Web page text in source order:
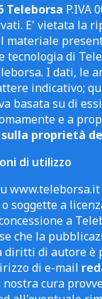
Teleborsa P.IVA
E' vietata la
materiale
tecnologia di
I dati, le
indicativo;
basata su di
e a
sulla proprietà
di utilizzo
www.teleborsa.it
soggette a
a
che la
diritti di autore è
di e-mail
nostra cura